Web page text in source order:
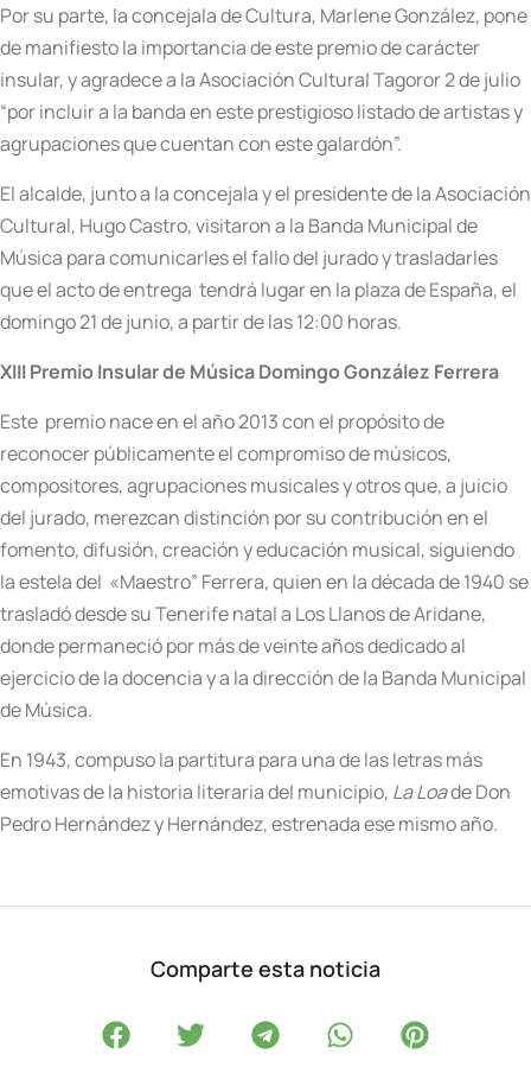
Por su parte, la concejala de Cultura, Marlene González, pone
de manifiesto la importancia de este premio de carácter
insular, y agradece a la Asociación Cultural Tagoror 2 de julio
“por incluir a la banda en este prestigioso listado de artistas y
agrupaciones que cuentan con este galardón”.
El alcalde, junto a la concejala y el presidente de la Asociación
Cultural, Hugo Castro, visitaron a la Banda Municipal de
Música para comunicarles el fallo del jurado y trasladarles
que el acto de entrega tendrá lugar en la plaza de España, el
domingo 21 de junio, a partir de las 12:00 horas.
XIII Premio Insular de Música Domingo González Ferrera
Este premio nace en el año 2013 con el propósito de
reconocer públicamente el compromiso de músicos,
compositores, agrupaciones musicales y otros que, a juicio
del jurado, merezcan distinción por su contribución en el
fomento, difusión, creación y educación musical, siguiendo
la estela del «Maestro” Ferrera, quien en la década de 1940 se
trasladó desde su Tenerife natal a Los Llanos de Aridane,
donde permaneció por más de veinte años dedicado al
ejercicio de la docencia y a la dirección de la Banda Municipal
de Música.
En 1943, compuso la partitura para una de las letras más
emotivas de la historia literaria del municipio, La Loade Don
Pedro Hernández y Hernández, estrenada ese mismo año.
Comparte esta noticia